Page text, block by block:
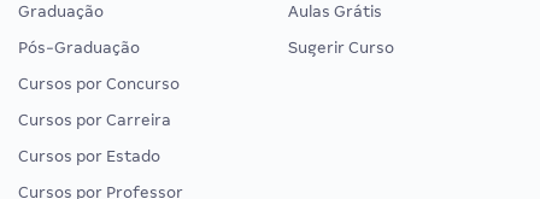
Graduação
Pós-Graduação
Cursos por Concurso
Cursos por Carreira
Cursos por Estado
Cursos por Professor
Aulas Grátis
Sugerir Curso